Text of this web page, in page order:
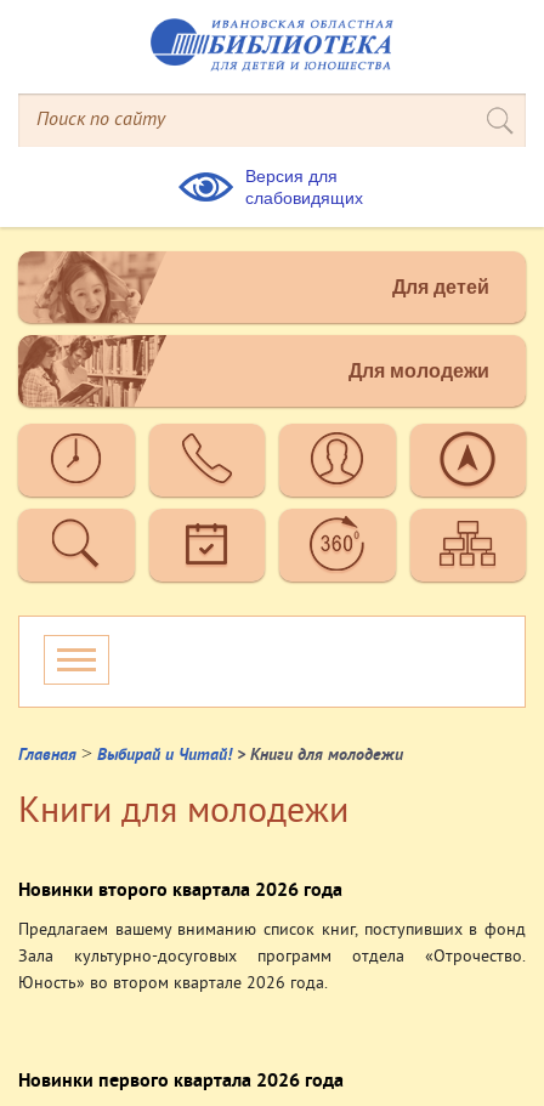
Версия для
слабовидящих
Для детей
Для молодежи
Главная > Выбирай и Читай! > Книги для молодежи
Книги для молодежи
Новинки второго квартала 2026 года
Предлагаем вашему вниманию список книг, поступивших в фонд
Зала культурно-досуговых программ отдела «Отрочество.
Юность» во втором квартале 2026 года.
Новинки первого квартала 2026 года